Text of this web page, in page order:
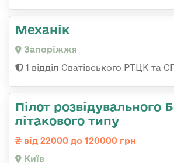
Механік
Запоріжжя
1 відділ Сватівського РТЦК та
Пілот розвідувального
літакового типу
від 22000 до 120000 грн
Київ